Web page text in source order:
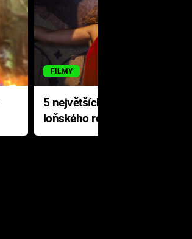
FILMY
5 největších propadáků
loňského roku: Disney na
jediné katastrofě prodělal 200